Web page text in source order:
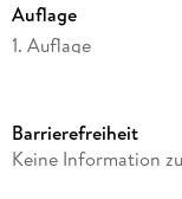
Auflage
1. Auflage
Reihe
Barrierefreiheit
Keine Information